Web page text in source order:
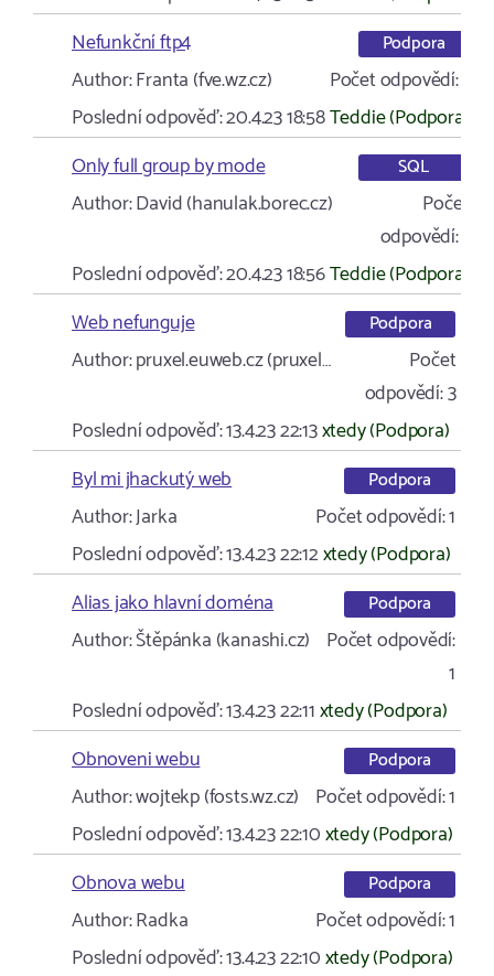
Nefunkční ftp4
Podpora
Author:Franta (fve.wz.cz) Počet odpovědí:1
Poslední odpověď:20.4.23 18:58Teddie (Podpora)
Only full group by mode
SQL
Author:David (hanulak.borec.cz)
Počet
odpovědí:1
Poslední odpověď:20.4.23 18:56Teddie (Podpora)
Web nefunguje
Podpora
Author:pruxel.euweb.cz (pruxel…
Počet
odpovědí:3
Poslední odpověď:13.4.23 22:13xtedy (Podpora)
Byl mi jhackutý web
Podpora
Author:Jarka Počet odpovědí:1
Poslední odpověď:13.4.23 22:12xtedy (Podpora)
Alias jako hlavní doména
Podpora
Author:Štěpánka (kanashi.cz) Počet odpovědí:
1
Poslední odpověď:13.4.23 22:11xtedy (Podpora)
Obnoveni webu
Podpora
Author:wojtekp (fosts.wz.cz) Počet odpovědí:1
Poslední odpověď:13.4.23 22:10xtedy (Podpora)
Obnova webu
Podpora
Author:Radka Počet odpovědí:1
Poslední odpověď:13.4.23 22:10xtedy (Podpora)